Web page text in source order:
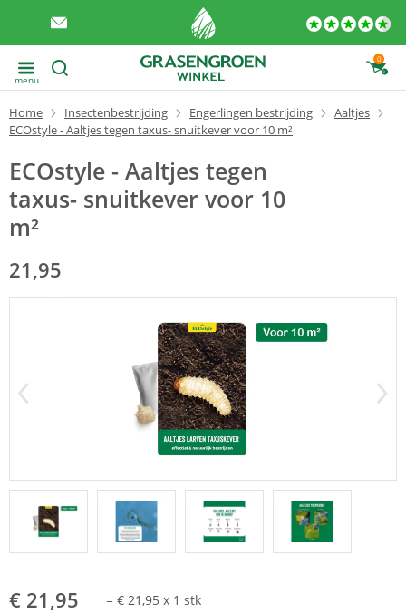
menu
0
Home Insectenbestrijding Engerlingen bestrijding
Aaltjes
ECOstyle - Aaltjes tegen taxus- snuitkever voor 10 m²
ECOstyle - Aaltjes tegen
taxus- snuitkever voor 10
m²
21,95
€ 21,95 = € 21,95 x 1 stk